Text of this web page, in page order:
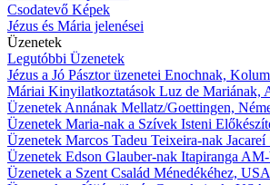
Csodatevő Képek
Jézus és Mária jelenései
Üzenetek
Legutóbbi Üzenetek
Jézus a Jó Pásztor üzenetei Enochnak,
Máriai Kinyilatkoztatások Luz de Mariának,
Üzenetek Annának Mellatz/Goettingen,
Üzenetek Maria-nak a Szívek Isteni
Üzenetek Marcos Tadeu Teixeira-nak
Üzenetek Edson Glauber-nak Itapiranga
Üzenetek a Szent Család Ménedékéhez, USA